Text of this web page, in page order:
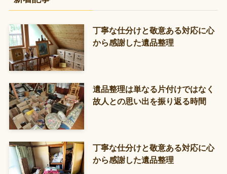
丁寧な仕分けと敬意ある対応に心
から感謝した遺品整理
遺品整理は単なる片付けではなく
故人との思い出を振り返る時間
丁寧な仕分けと敬意ある対応に心
から感謝した遺品整理